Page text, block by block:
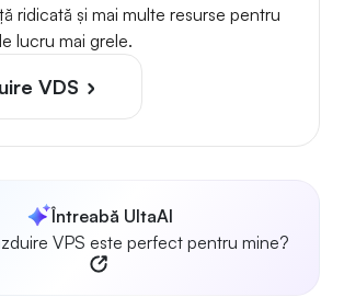
ridicată și mai multe resurse pentru
lucru mai grele.
VDS
Întreabă UltaAI
VPS este perfect pentru mine?